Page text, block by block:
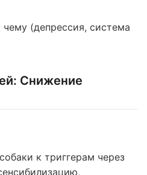
(депрессия, система
Снижение
к триггерам через